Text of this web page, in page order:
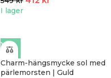
I lager
Charm-hängsmycke sol med
pärlemorsten | Guld